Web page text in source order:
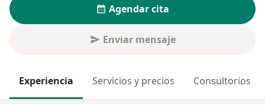
Agendar cita
Enviar mensaje
Experiencia Servicios y precios Consultorios